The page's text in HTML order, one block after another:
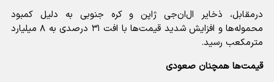
درمقابل، ذخایر ال‌ان‌جی ژاپن و کره جنوبی به دلیل کمبود
محموله‌ها و افزایش شدید قیمت‌ها با افت ۳۱ درصدی به ۸ میلیارد
مترمکعب رسید.
قیمت‌ها همچنان صعودی